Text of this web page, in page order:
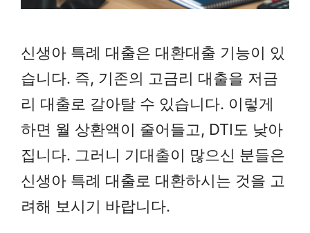
신생아 특례 대출은 대환대출 기능이 있
습니다. 즉, 기존의 고금리 대출을 저금
리 대출로 갈아탈 수 있습니다. 이렇게
하면 월 상환액이 줄어들고, DTI도 낮아
집니다. 그러니 기대출이 많으신 분들은
신생아 특례 대출로 대환하시는 것을 고
려해 보시기 바랍니다.